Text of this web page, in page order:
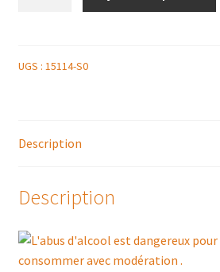
BLANC
UGS : 15114-S0
Description
Description